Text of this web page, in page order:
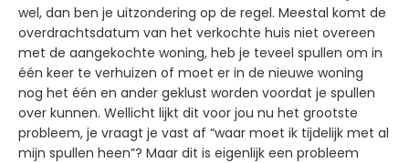
wel, dan ben je uitzondering op de regel. Meestal komt de
overdrachtsdatum van het verkochte huis niet overeen
met de aangekochte woning, heb je teveel spullen om in
één keer te verhuizen of moet er in de nieuwe woning
nog het één en ander geklust worden voordat je spullen
over kunnen. Wellicht lijkt dit voor jou nu het grootste
probleem, je vraagt je vast af “waar moet ik tijdelijk met al
mijn spullen heen”? Maar dit is eigenlijk een probleem